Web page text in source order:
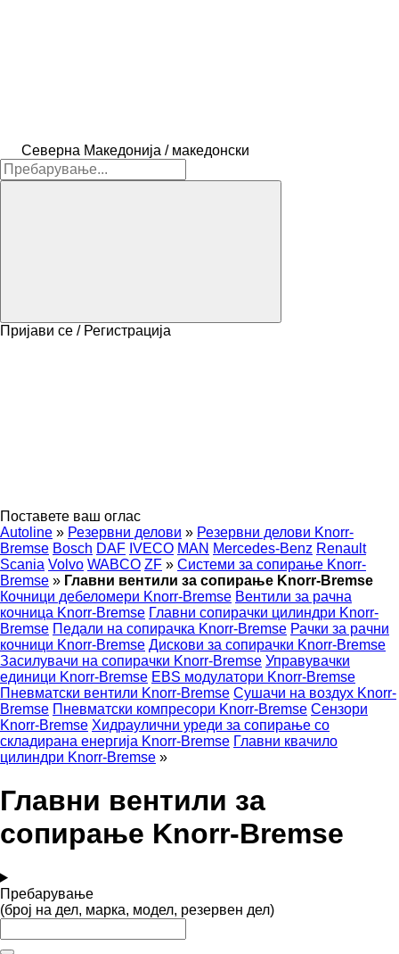
Северна Македонија / македонски
Пријави се / Регистрација
Поставете ваш оглас
Autoline » Резервни делови » Резервни делови Knorr-
Bremse Bosch DAF IVECO MAN Mercedes-Benz Renault
Scania Volvo WABCO ZF » Системи за сопирање Knorr-
Bremse » Главни вентили за сопирање Knorr-Bremse
Кочници дебеломери Knorr-Bremse Вентили за рачна
кочница Knorr-Bremse Главни сопирачки цилиндри Knorr-
Bremse Педали на сопирачка Knorr-Bremse Рачки за рачни
кочници Knorr-Bremse Дискови за сопирачки Knorr-Bremse
Засилувачи на сопирачки Knorr-Bremse Управувачки
единици Knorr-Bremse EBS модулатори Knorr-Bremse
Пневматски вентили Knorr-Bremse Сушачи на воздух Knorr-
Bremse Пневматски компресори Knorr-Bremse Сензори
Knorr-Bremse Хидраулични уреди за сопирање со
складирана енергија Knorr-Bremse Главни квачило
цилиндри Knorr-Bremse »
Главни вентили за
сопирање Knorr-Bremse
Пребарување
(број на дел, марка, модел, резервен дел)